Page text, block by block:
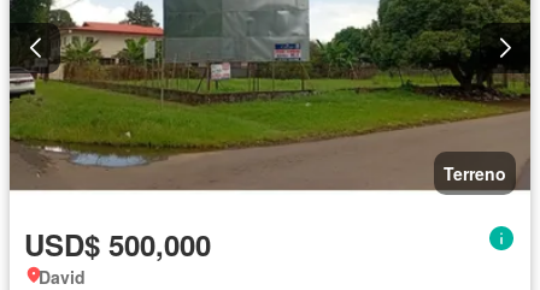
Terreno
USD$ 500,000
David